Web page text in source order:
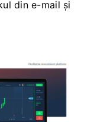
din e-mail și